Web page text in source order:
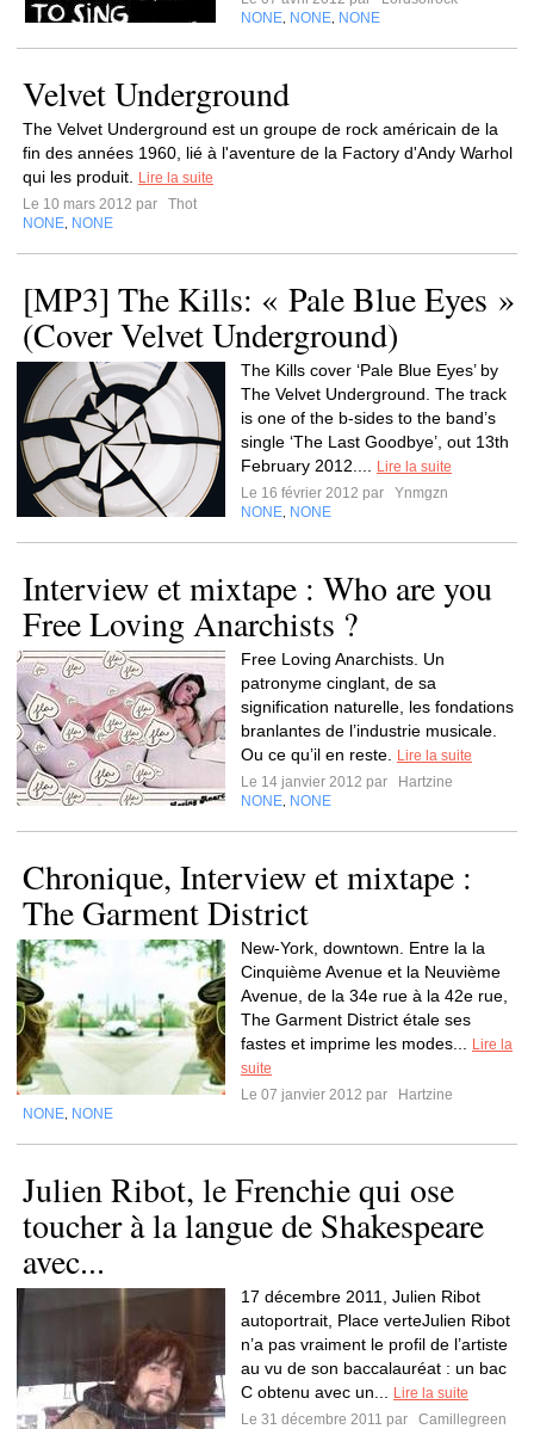
NONE NONE NONE
Velvet Underground
The Velvet Underground est un groupe de rock américain de la
fin des années 1960, lié à l'aventure de la Factory d'Andy Warhol
qui les produit.
Lire la suite
Le 10 mars 2012 par
Thot
NONE NONE
[MP3] The Kills: « Pale Blue Eyes »
(Cover Velvet Underground)
The Kills cover ‘Pale Blue Eyes’ by
The Velvet Underground. The track
is one of the b-sides to the band’s
single ‘The Last Goodbye’, out 13th
February 2012....
Lire la suite
Le 16 février 2012 par
Ynmgzn
NONE NONE
Interview et mixtape : Who are you
Free Loving Anarchists ?
Free Loving Anarchists. Un
patronyme cinglant, de sa
signification naturelle, les fondations
branlantes de l’industrie musicale.
Ou ce qu’il en reste.
Lire la suite
Le 14 janvier 2012 par
Hartzine
NONE NONE
Chronique, Interview et mixtape :
The Garment District
New-York, downtown. Entre la la
Cinquième Avenue et la Neuvième
Avenue, de la 34e rue à la 42e rue,
The Garment District étale ses
fastes et imprime les modes...
Lire la
suite
Le 07 janvier 2012 par
Hartzine
NONE NONE
Julien Ribot, le Frenchie qui ose
toucher à la langue de Shakespeare
avec...
17 décembre 2011, Julien Ribot
autoportrait, Place verteJulien Ribot
n’a pas vraiment le profil de l’artiste
au vu de son baccalauréat : un bac
C obtenu avec un...
Lire la suite
Le 31 décembre 2011 par
Camillegreen